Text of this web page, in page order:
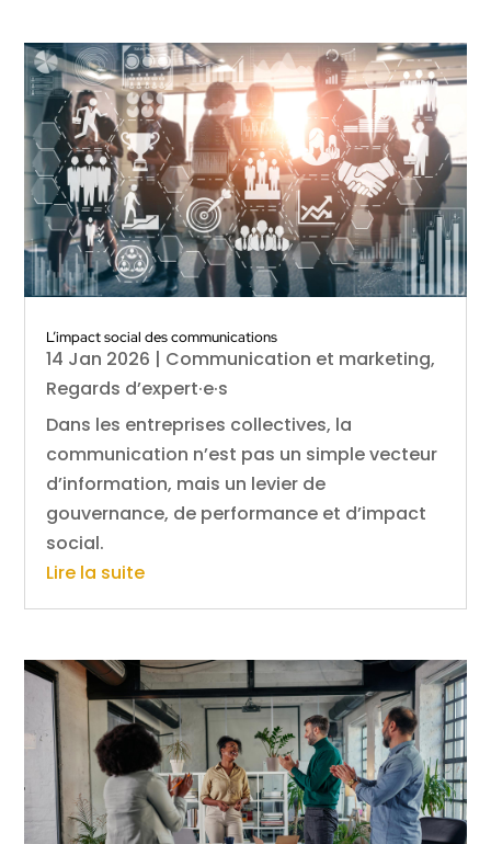
L’impact social des communications
14 Jan 2026 | Communication et marketing,
Regards d’expert·e·s
Dans les entreprises collectives, la
communication n’est pas un simple vecteur
d’information, mais un levier de
gouvernance, de performance et d’impact
social.
Lire la suite